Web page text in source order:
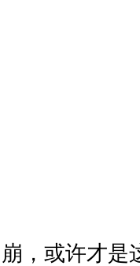
崩，或许才是